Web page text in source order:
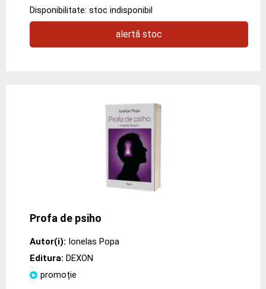
Disponibilitate: stoc indisponibil
alertă stoc
Profa de psiho
Autor(i): Ionelas Popa
Editura: DEXON
promoție